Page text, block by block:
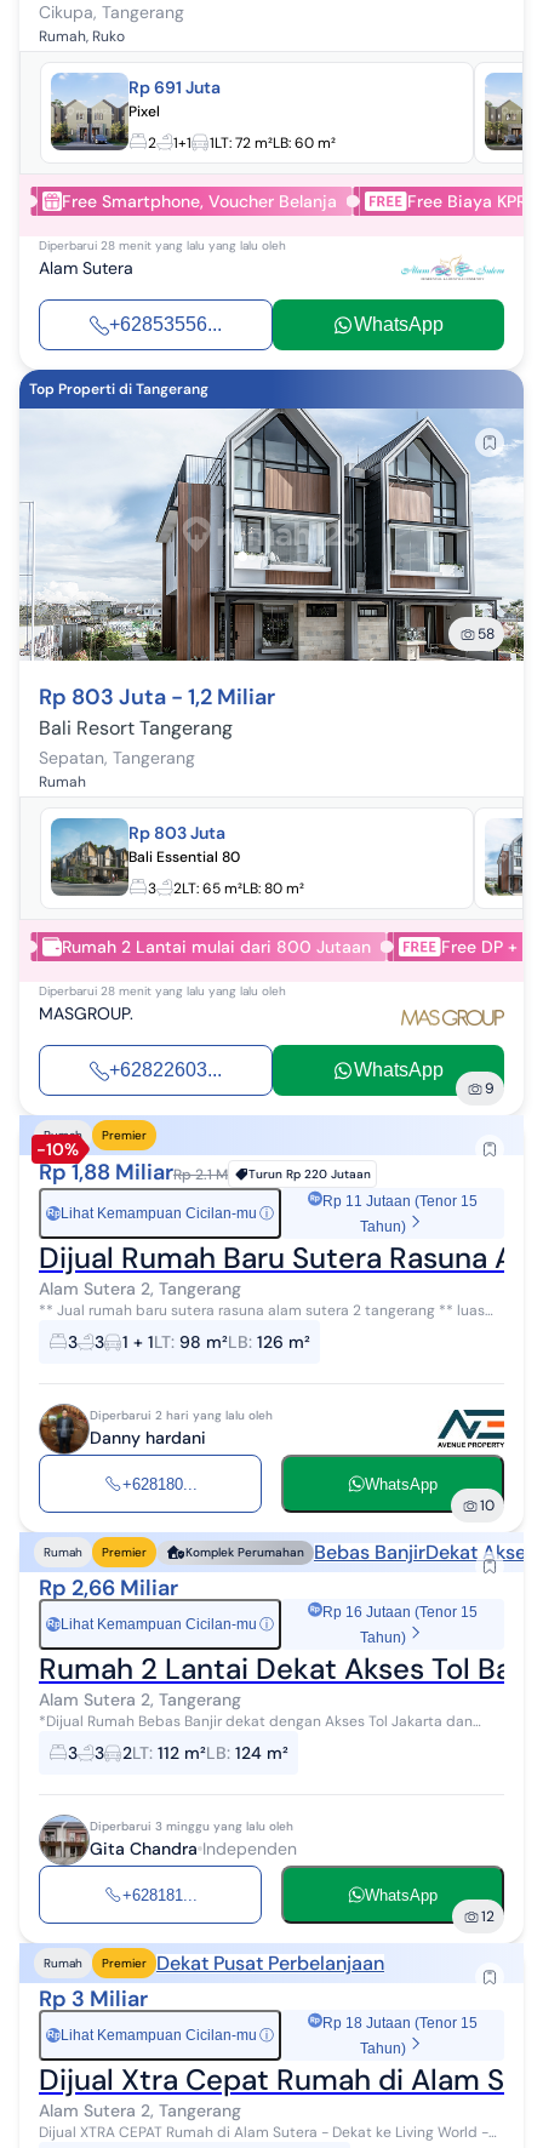
Cikupa, Tangerang
Rumah, Ruko
Rp 691 Juta
Pixel
2
1+1 1LT:72 m²LB:60 m²
Free Smartphone, Voucher Belanja Free Biaya KPR
Diperbarui 28 menit yang lalu yang lalu oleh
Alam Sutera
+62853556... WhatsApp
Top Properti di Tangerang
58
Rp 803 Juta - 1,2 Miliar
Bali Resort Tangerang
Sepatan, Tangerang
Rumah
Rp 803 Juta
Bali Essential 80
3
2LT:65 m²LB:80 m²
Rumah 2 Lantai mulai dari 800 Jutaan Free DP +
Diperbarui 28 menit yang lalu yang lalu oleh
MASGROUP.
+62822603... WhatsApp
9
-10%
Rumah Premier
Rp 1,88 MiliarRp 2.1 M Turun Rp 220 Jutaan
Rp Lihat Kemampuan Cicilan-mu ⓘ
Rp 11 Jutaan (Tenor 15
Tahun)
Dijual Rumah Baru Sutera Rasuna
Alam Sutera 2, Tangerang
** Jual rumah baru sutera rasuna alam sutera 2 tangerang ** luas
7x14m2 type YMMA (Delta) 2 lantai kamar tidur 3+1 kamar mandi 3+1
PPJB Serah teri...
3 3 1 + 1LT: 98 m²LB: 126 m²
Diperbarui 2 hari yang lalu oleh
Danny hardani
+628180... WhatsApp
10
Rumah Premier Komplek Perumahan Bebas BanjirDekat
Rp 2,66 Miliar
Rp Lihat Kemampuan Cicilan-mu ⓘ
Rp 16 Jutaan (Tenor 15
Tahun)
Rumah 2 Lantai Dekat Akses Tol
Alam Sutera 2, Tangerang
*Dijual Rumah Bebas Banjir dekat dengan Akses Tol Jakarta dan
Bandara, Harga Termurah,di Alam Sutera 2,Tangerang* Lokasi sangat
strategis hanya 6m...
3 3 2LT: 112 m²LB: 124 m²
Diperbarui 3 minggu yang lalu oleh
Gita Chandra Independen
+628181... WhatsApp
12
Rumah Premier Dekat Pusat Perbelanjaan
Rp 3 Miliar
Rp Lihat Kemampuan Cicilan-mu ⓘ
Rp 18 Jutaan (Tenor 15
Tahun)
Dijual Xtra Cepat Rumah di Alam
Alam Sutera 2, Tangerang
Dijual XTRA CEPAT Rumah di Alam Sutera - Dekat ke Living World -